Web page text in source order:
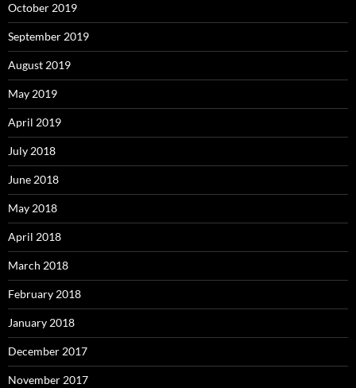
October 2019
September 2019
August 2019
May 2019
April 2019
July 2018
June 2018
May 2018
April 2018
March 2018
February 2018
January 2018
December 2017
November 2017